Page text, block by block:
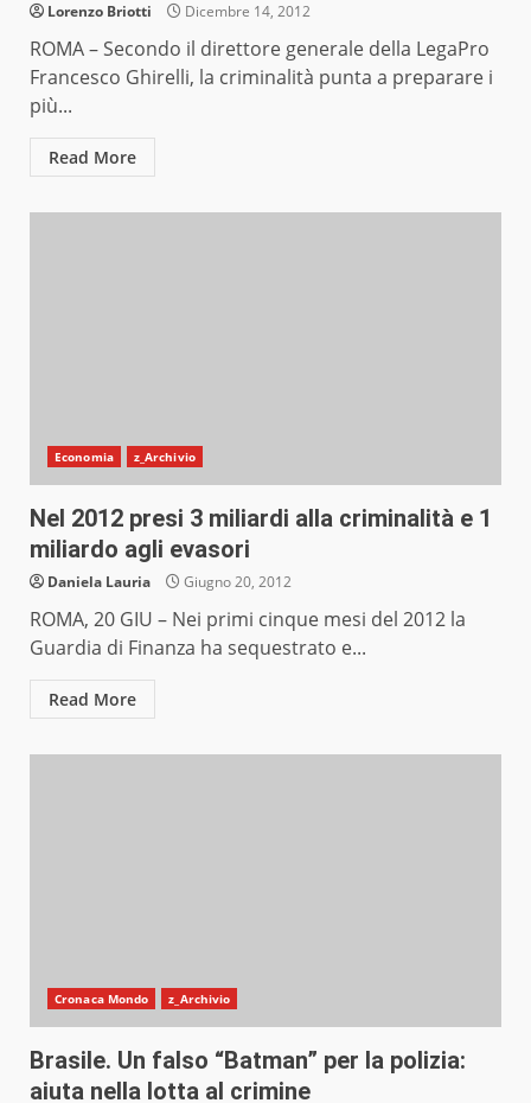
Lorenzo Briotti Dicembre 14, 2012
ROMA – Secondo il direttore generale della LegaPro
Francesco Ghirelli, la criminalità punta a preparare i
più...
Read More
Economia z_Archivio
Nel 2012 presi 3 miliardi alla criminalità e 1
miliardo agli evasori
Daniela Lauria Giugno 20, 2012
ROMA, 20 GIU – Nei primi cinque mesi del 2012 la
Guardia di Finanza ha sequestrato e...
Read More
Cronaca Mondo z_Archivio
Brasile. Un falso “Batman” per la polizia:
aiuta nella lotta al crimine